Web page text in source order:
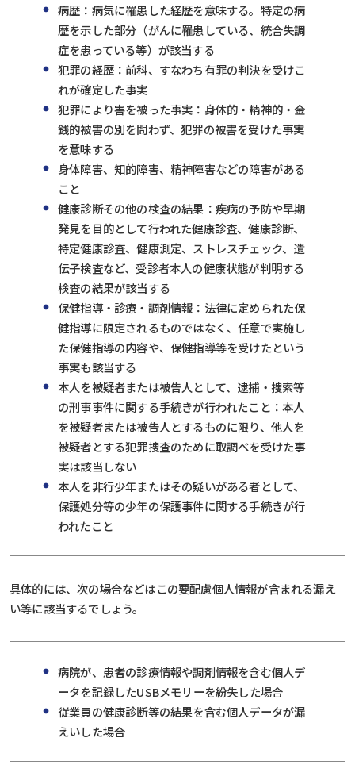
病歴：病気に罹患した経歴を意味する。特定の病
歴を示した部分（がんに罹患している、統合失調
症を患っている等）が該当する
犯罪の経歴：前科、すなわち有罪の判決を受けこ
れが確定した事実
犯罪により害を被った事実：身体的・精神的・金
銭的被害の別を問わず、犯罪の被害を受けた事実
を意味する
身体障害、知的障害、精神障害などの障害がある
こと
健康診断その他の検査の結果：疾病の予防や早期
発見を目的として行われた健康診査、健康診断、
特定健康診査、健康測定、ストレスチェック、遺
伝子検査など、受診者本人の健康状態が判明する
検査の結果が該当する
保健指導・診療・調剤情報：法律に定められた保
健指導に限定されるものではなく、任意で実施し
た保健指導の内容や、保健指導等を受けたという
事実も該当する
本人を被疑者または被告人として、逮捕・捜索等
の刑事事件に関する手続きが行われたこと：本人
を被疑者または被告人とするものに限り、他人を
被疑者とする犯罪捜査のために取調べを受けた事
実は該当しない
本人を非行少年またはその疑いがある者として、
保護処分等の少年の保護事件に関する手続きが行
われたこと
具体的には、次の場合などはこの要配慮個人情報が含まれる漏え
い等に該当するでしょう。
病院が、患者の診療情報や調剤情報を含む個人デ
ータを記録したUSBメモリーを紛失した場合
従業員の健康診断等の結果を含む個人データが漏
えいした場合